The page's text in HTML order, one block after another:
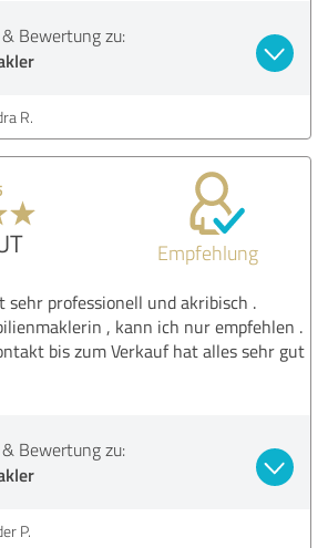
Bewertung zu:
R.
Empfehlung
sehr professionell und akribisch .
, kann ich nur empfehlen .
bis zum Verkauf hat alles sehr gut
Bewertung zu:
P.